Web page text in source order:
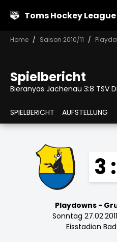
Toms Hockey League
Home Saison 2010/11
Spielbericht
Bieranyas Jachenau 3:8 TSV
SPIELBERICHT AUFSTELLUNG
3
Playdowns -
Sonntag
Eisstadion